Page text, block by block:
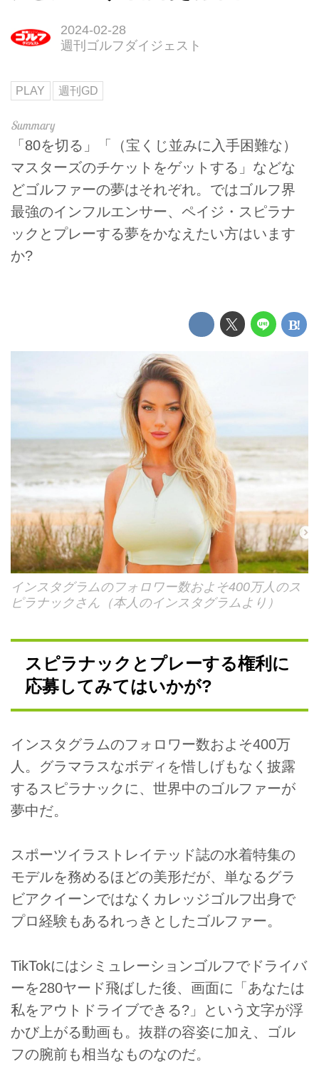
2024-02-28
週刊ゴルフダイジェスト
PLAY 週刊GD
「80を切る」「（宝くじ並みに入手困難な）
マスターズのチケットをゲットする」などな
どゴルファーの夢はそれぞれ。ではゴルフ界
最強のインフルエンサー、ペイジ・スピラナ
ックとプレーする夢をかなえたい方はいます
か?
インスタグラムのフォロワー数およそ400万人のス
ピラナックさん（本人のインスタグラムより）
スピラナックとプレーする権利に
応募してみてはいかが?
インスタグラムのフォロワー数およそ400万
人。グラマラスなボディを惜しげもなく披露
するスピラナックに、世界中のゴルファーが
夢中だ。
スポーツイラストレイテッド誌の水着特集の
モデルを務めるほどの美形だが、単なるグラ
ビアクイーンではなくカレッジゴルフ出身で
プロ経験もあるれっきとしたゴルファー。
TikTokにはシミュレーションゴルフでドライバ
ーを280ヤード飛ばした後、画面に「あなたは
私をアウトドライブできる?」という文字が浮
かび上がる動画も。抜群の容姿に加え、ゴル
フの腕前も相当なものなのだ。